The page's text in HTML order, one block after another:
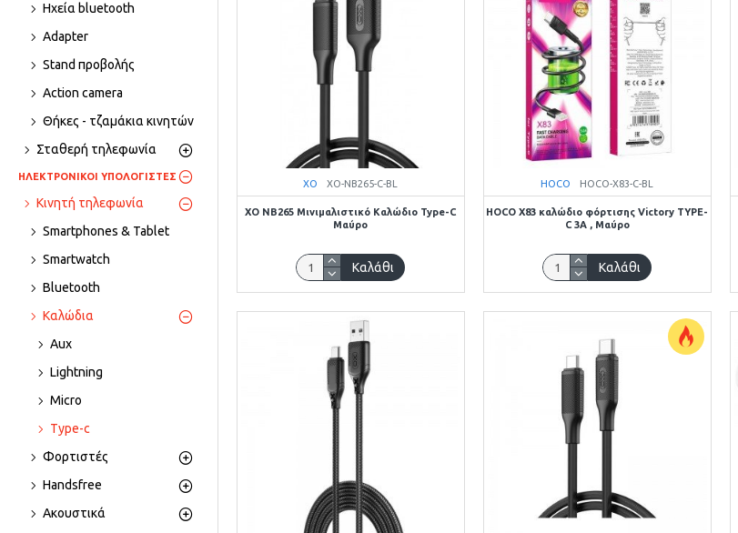
Ηχεία bluetooth
Adapter
Stand προβολής
Action camera
Θήκες - τζαμάκια κινητών
Σταθερή τηλεφωνία
ΗΛΕΚΤΡΟΝΙΚΟΙ ΥΠΟΛΟΓΙΣΤΕΣ
Κινητή τηλεφωνία
Smartphones & Tablet
Smartwatch
Bluetooth
Καλώδια
Aux
Lightning
Micro
Type-c
Φορτιστές
Handsfree
Ακουστικά
XO XO-NB265-C-BL
XO NB265 Μινιμαλιστικό Καλώδιο Type-C
Μαύρο
Καλάθι
HOCO HOCO-X83-C-BL
HOCO X83 καλώδιο φόρτισης Victory TYPE-
C 3A , Μαύρο
Καλάθι